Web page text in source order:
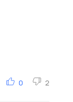
0 2